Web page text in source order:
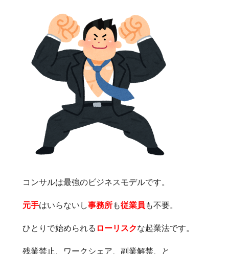
コンサルは最強のビジネスモデルです。
元手はいらないし事務所も従業員も不要。
ひとりで始められる ローリスクな起業法です。
残業禁止、ワークシェア、副業解禁、と